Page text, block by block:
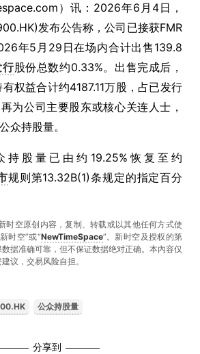
）讯：2026年6月4日，
发布公告称，公司已接获FMR
年5月29日在场内合计出售139.8
行股份总数约0.33%。出售完成后，
权益合计约4187.11万股，占已发行
为公司主要股东或核心关连人士，
众持股量。
持股量已由约19.25%恢复至约
规则第13.32B(1)条规定的指定百分
时空原创内容，复制、转载或以其他任何方式使
时空”或“NewTimeSpace”。新时空及授权的第
据准确可靠，但不保证数据绝对正确。本內容仅
议，交易风险自担。
公众持股量
分享到